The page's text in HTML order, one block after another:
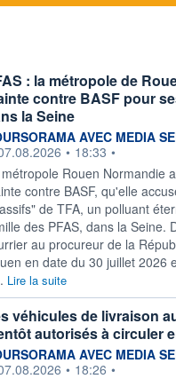
: la métropole de
contre BASF pour
la Seine
fournie par
AVEC MEDIA
• 18:33 •
Rouen Normandie
contre BASF, qu'elle
de TFA, un polluant
des PFAS, dans la Seine.
au procureur de la
en date du 30 juillet 2026
Lire la suite
véhicules de livraison
autorisés à circuler
fournie par
AVEC MEDIA
• 18:26 •